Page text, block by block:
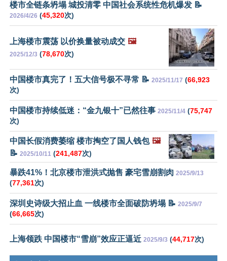
楼市全链条坍塌 城投清零 中国社会系统性危机爆发 📝
2026/4/26 (45,320次)
上海楼市震荡 以价换量被动成交 🖼️
2025/12/3 (78,670次)
中国楼市真完了！五大信号极不寻常 📝 2025/11/17 (66,923
次)
中国楼市持续低迷：“金九银十”已然往事 2025/11/4 (75,747
次)
中国长假消费萎缩 楼市掏空了国人钱包 🖼️
📝 2025/10/11 (241,487次)
暴跌41%！北京楼市泄洪式抛售 豪宅雪崩割肉 2025/9/13
(77,361次)
深圳史诗级大招止血 一线楼市全面破防坍塌 📝 2025/9/7
(66,665次)
上海领跌 中国楼市“雪崩”效应正逼近 2025/9/3 (44,717次)